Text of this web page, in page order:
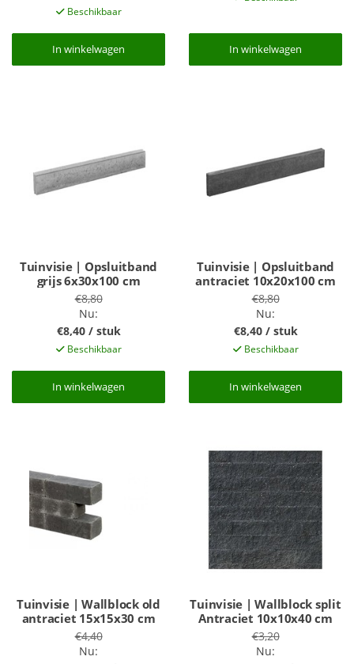
Beschikbaar
In winkelwagen
In winkelwagen In winkelwagen
In winkelwagen
Tuinvisie | Opsluitband
grijs 6x30x100 cm
€8,80
Nu:
€8,40 / stuk
Beschikbaar
In winkelwagen
In winkelwagen
Tuinvisie | Opsluitband
antraciet 10x20x100 cm
€8,80
Nu:
€8,40 / stuk
Beschikbaar
In winkelwagen
In winkelwagen
Tuinvisie | Wallblock old
antraciet 15x15x30 cm
€4,40
Nu:
Tuinvisie | Wallblock split
Antraciet 10x10x40 cm
€3,20
Nu: